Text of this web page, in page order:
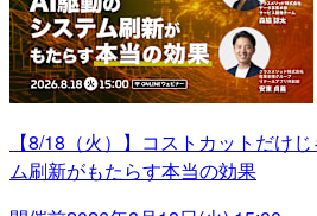
【8/18（火）】コストカットだけ
ム刷新がもたらす本当の効果